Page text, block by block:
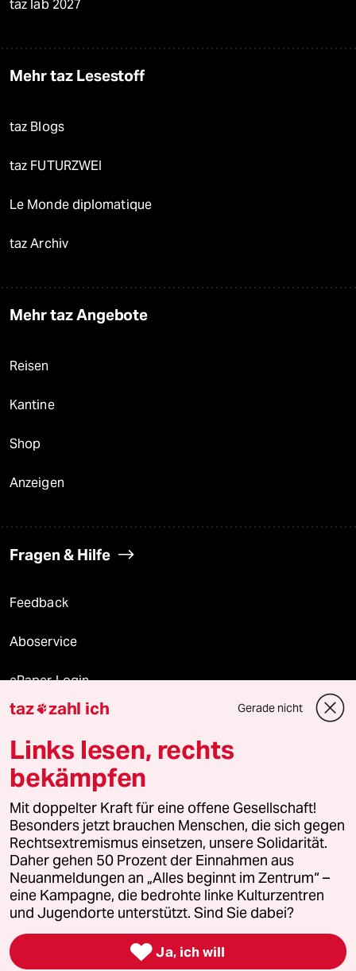
taz lab 2027
Mehr taz Lesestoff
taz Blogs
taz FUTURZWEI
Le Monde diplomatique
taz Archiv
Mehr taz Angebote
Reisen
Kantine
Shop
Anzeigen
Fragen & Hilfe
Feedback
Aboservice
ePaper Login
Downloads für Abonnierende
© 2026 taz Verlags und Vertriebs GmbH
Alle Rechte vorbehalten. Bei rechtlichen Fragen oder für Genehmigungen
wenden Sie sich bitte an
lizenzen@taz.de
Feedback Redaktionsstatut Kommune-Richtlinien
Leitlinie Informant Datenschutz Impressum AGB
Seitenwende Einwilligungen widerrufen (Ads)
taz zahl ich Gerade nicht
Links lesen, rechts
bekämpfen
Mit doppelter Kraft für eine offene Gesellschaft!
Besonders jetzt brauchen Menschen, die sich gegen
Rechtsextremismus einsetzen, unsere Solidarität.
Daher gehen 50 Prozent der Einnahmen aus
Neuanmeldungen an „Alles beginnt im Zentrum“ –
eine Kampagne, die bedrohte linke Kulturzentren
und Jugendorte unterstützt. Sind Sie dabei?
 Ja, ich will